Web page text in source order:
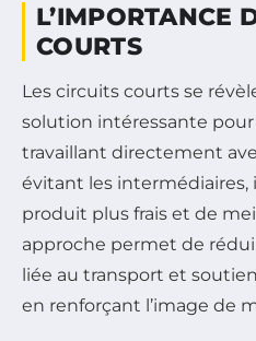
L’IMPORTANCE
COURTS
Les circuits courts se
solution intéressante pour
travaillant directement
évitant les intermédiaires,
produit plus frais et de
approche permet de
liée au transport et
en renforçant l’image de